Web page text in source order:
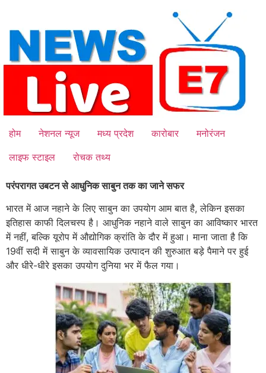
content
होम नेशनल न्यूज मध्य प्रदेश कारोबार
मनोरंजन
लाइफ स्टाइल
रोचक तथ्य
परंपरागत उबटन से आधुनिक साबुन तक का जाने सफर
भारत में आज नहाने के लिए साबुन का उपयोग आम बात है, लेकिन इसका
इतिहास काफी दिलचस्प है। आधुनिक नहाने वाले साबुन का आविष्कार भारत
में नहीं, बल्कि यूरोप में औद्योगिक क्रांति के दौर में हुआ। माना जाता है कि
19वीं सदी में साबुन के व्यावसायिक उत्पादन की शुरुआत बड़े पैमाने पर हुई
और धीरे-धीरे इसका उपयोग दुनिया भर में फैल गया।